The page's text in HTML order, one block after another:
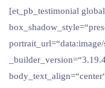
[et_pb_testimonial